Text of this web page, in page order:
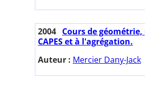
2004 Cours de
CAPES et à l'agrégation.
Auteur : Mercier Dany-Jack